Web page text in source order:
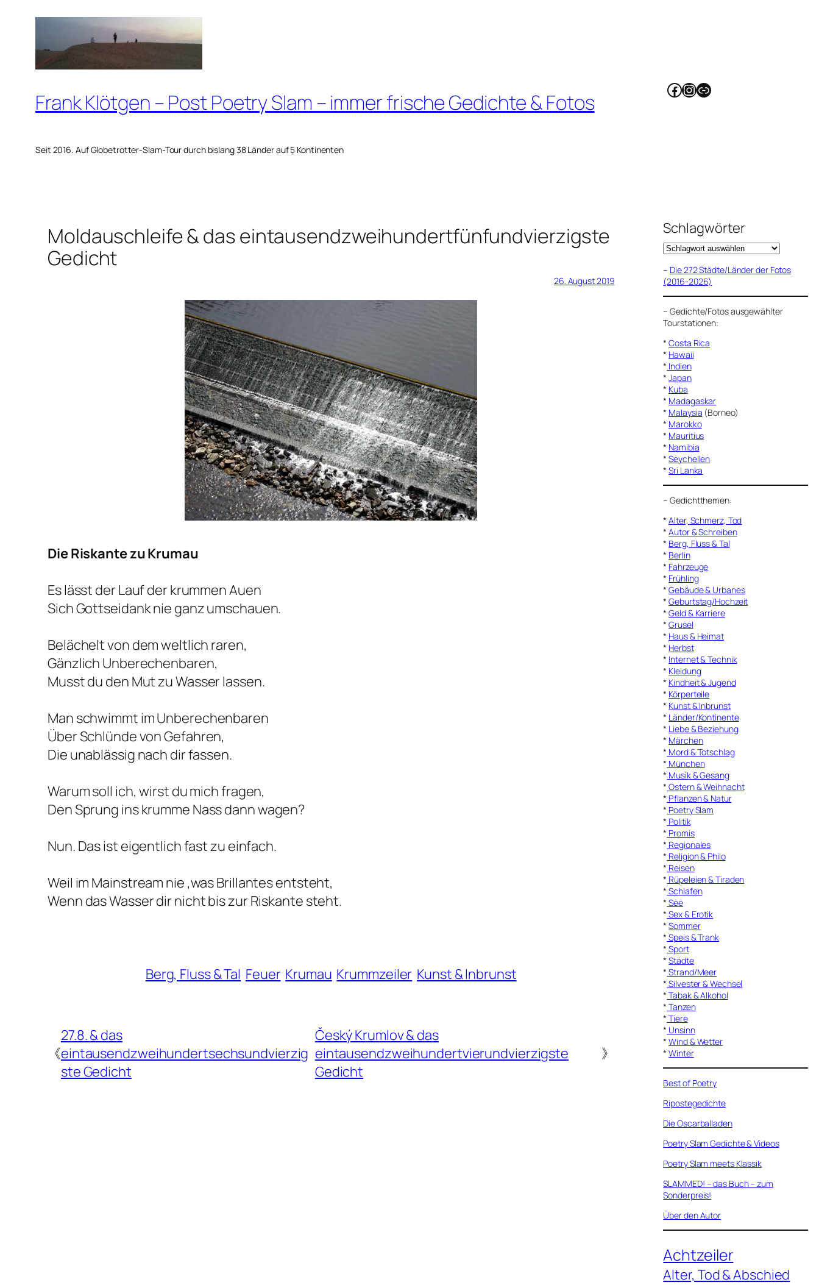
springen
Frank Klötgen – Post Poetry Slam – immer frische Gedichte & Fotos
Seit 2016. Auf Globetrotter-Slam-Tour durch bislang 38 Länder auf 5 Kontinenten
Facebook
Instagram
Link
Moldauschleife & das eintausendzweihundertfünfundvierzigste
Gedicht
26. August 2019
Die Riskante zu Krumau
Es lässt der Lauf der krummen Auen
Sich Gottseidank nie ganz umschauen.
Belächelt von dem weltlich raren,
Gänzlich Unberechenbaren,
Musst du den Mut zu Wasser lassen.
Man schwimmt im Unberechenbaren
Über Schlünde von Gefahren,
Die unablässig nach dir fassen.
Warum soll ich, wirst du mich fragen,
Den Sprung ins krumme Nass dann wagen?
Nun. Das ist eigentlich fast zu einfach.
Weil im Mainstream nie ‚was Brillantes entsteht,
Wenn das Wasser dir nicht bis zur Riskante steht.
Berg, Fluss & Tal Feuer Krumau Krummzeiler Kunst & Inbrunst
《
27.8. & das
eintausendzweihundertsechsundvierzig
ste Gedicht
Český Krumlov & das
eintausendzweihundertvierundvierzigste
Gedicht
》
Schlagwörter
– Die 272 Städte/Länder der Fotos
(2016-2026)
–Gedichte/Fotos ausgewählter
Tourstationen:
*Costa Rica
* Hawaii
* Indien
*Japan
* Kuba
* Madagaskar
* Malaysia (Borneo)
* Marokko
* Mauritius
* Namibia
*Seychellen
*Sri Lanka
–Gedichtthemen:
*Alter, Schmerz, Tod
*Autor & Schreiben
* Berg, Fluss & Tal
* Berlin
* Fahrzeuge
* Frühling
*Gebäude & Urbanes
*Geburtstag/Hochzeit
*Geld & Karriere
*Grusel
* Haus & Heimat
* Herbst
* Internet & Technik
* Kleidung
* Kindheit & Jugend
* Körperteile
* Kunst & Inbrunst
* Länder/Kontinente
* Liebe & Beziehung
* Märchen
* Mord & Totschlag
* München
* Musik & Gesang
* Ostern & Weihnacht
* Pflanzen & Natur
* Poetry Slam
* Politik
* Promis
* Regionales
* Religion & Philo
* Reisen
* Rüpeleien & Tiraden
* Schlafen
* See
* Sex & Erotik
*Sommer
* Speis & Trank
* Sport
*Städte
* Strand/Meer
* Silvester & Wechsel
* Tabak & Alkohol
* Tanzen
* Tiere
* Unsinn
*Wind & Wetter
*Winter
Best of Poetry
Ripostegedichte
Die Oscarballaden
Poetry Slam Gedichte & Videos
Poetry Slam meets Klassik
SLAMMED! – das Buch – zum
Sonderpreis!
Über den Autor
Achtzeiler
Alter, Tod & Abschied